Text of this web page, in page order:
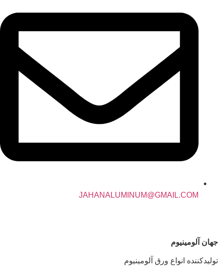
JAHANALUMINUM@GMAIL.COM
جهان آلومینیوم
تولیدکننده انواع ورق آلومینیوم